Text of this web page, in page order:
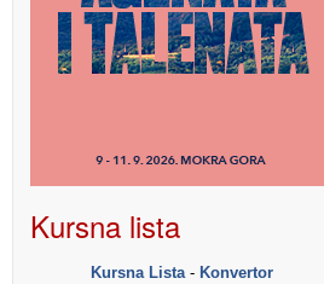
Kursna lista